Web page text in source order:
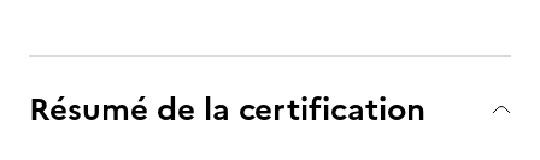
Résumé de la certification